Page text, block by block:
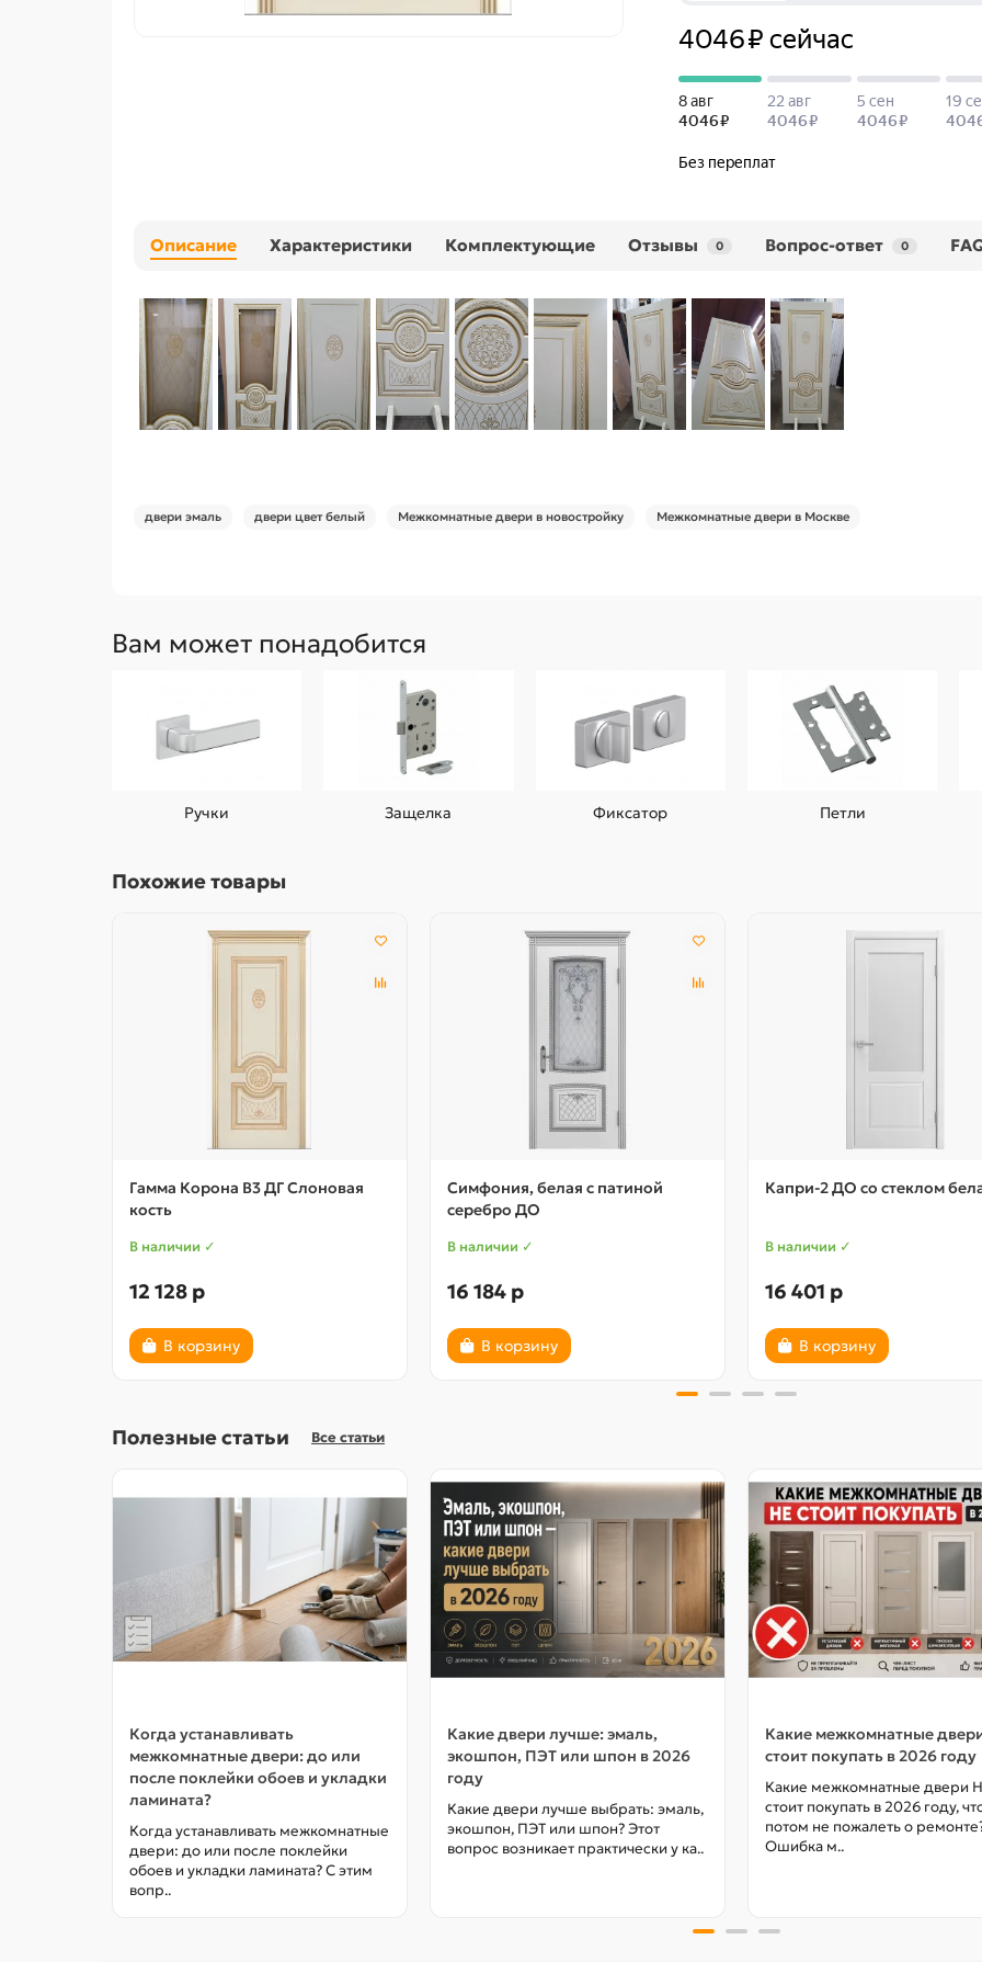
Описание Характеристики Комплектующие Отзывы 0 Вопрос-ответ 0
двери эмаль двери цвет белый Межкомнатные двери в новостройку Межкомнатные двери в Москве
Вам может понадобится
Ручки Защелка Фиксатор Петли
Похожие товары
Гамма Корона В3 ДГ Слоновая
кость
В наличии ✓
12 128 р
В корзину
Симфония, белая с патиной
серебро ДО
В наличии ✓
16 184 р
В корзину
Капри-2 ДО со стеклом
В наличии ✓
16 401 р
В корзину
Полезные статьи Все статьи
Когда устанавливать
межкомнатные двери: до или
после поклейки обоев и укладки
ламината?
Когда устанавливать межкомнатные
двери: до или после поклейки
обоев и укладки ламината? С этим
вопр..
Какие двери лучше: эмаль,
экошпон, ПЭТ или шпон в 2026
году
Какие двери лучше выбрать: эмаль,
экошпон, ПЭТ или шпон? Этот
вопрос возникает практически у ка..
Какие межкомнатные
стоит покупать в 2026 году
Какие межкомнатные двери
стоит покупать в 2026 году,
потом не пожалеть о
Ошибка м..